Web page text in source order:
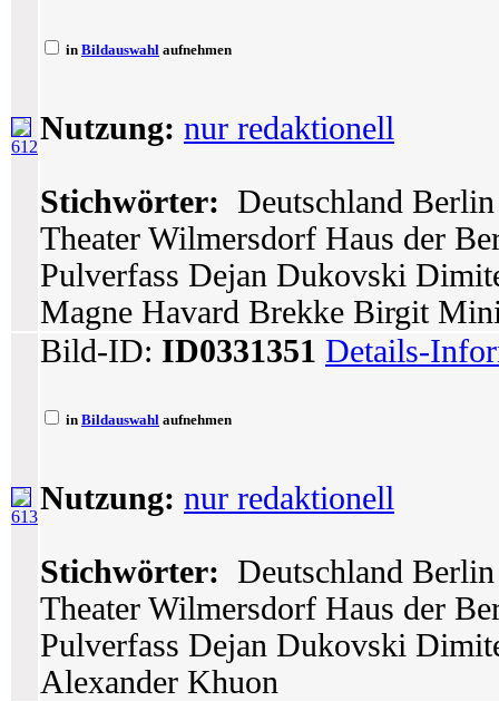
612
in Bildauswahl aufnehmen
Nutzung: nur redaktionell
Stichwörter: Deutschland
Theater Wilmersdorf Haus der
Pulverfass Dejan Dukovski
Magne Havard Brekke Birgit
613
Bild-ID: ID0331351 Details-
in Bildauswahl aufnehmen
Nutzung: nur redaktionell
Stichwörter: Deutschland
Theater Wilmersdorf Haus der
Pulverfass Dejan Dukovski
Alexander Khuon